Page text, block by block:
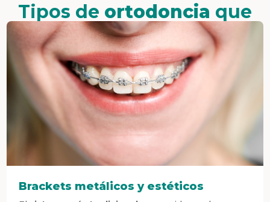
Tipos de ortodoncia que
ofrecemos
Brackets metálicos y estéticos